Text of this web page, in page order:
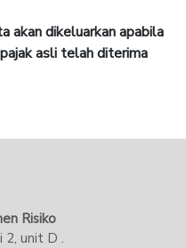
akan dikeluarkan apabila
asli telah diterima
Risiko
2, unit D .